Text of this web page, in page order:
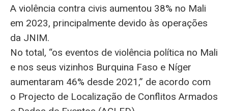
A violência contra civis aumentou 38% no Mali
em 2023, principalmente devido às operações
da JNIM.
No total, “os eventos de violência política no Mali
e nos seus vizinhos Burquina Faso e Níger
aumentaram 46% desde 2021,” de acordo com
o Projecto de Localização de Conflitos Armados